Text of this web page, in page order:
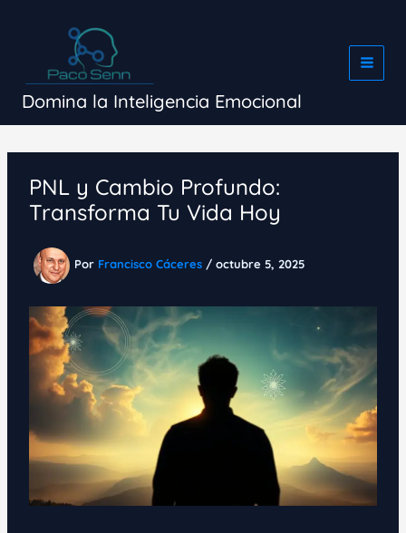
Domina la Inteligencia Emocional
PNL y Cambio Profundo:
Transforma Tu Vida Hoy
Por Francisco Cáceres / octubre 5, 2025